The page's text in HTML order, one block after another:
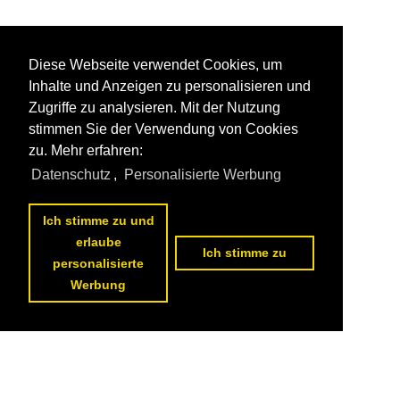
Diese Webseite verwendet Cookies, um
Inhalte und Anzeigen zu personalisieren und
Zugriffe zu analysieren. Mit der Nutzung
stimmen Sie der Verwendung von Cookies
zu. Mehr erfahren:
Datenschutz , Personalisierte Werbung
Ich stimme zu und
erlaube
personalisierte
Werbung
Ich stimme zu